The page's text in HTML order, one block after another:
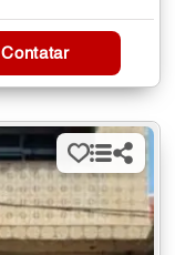
Contatar